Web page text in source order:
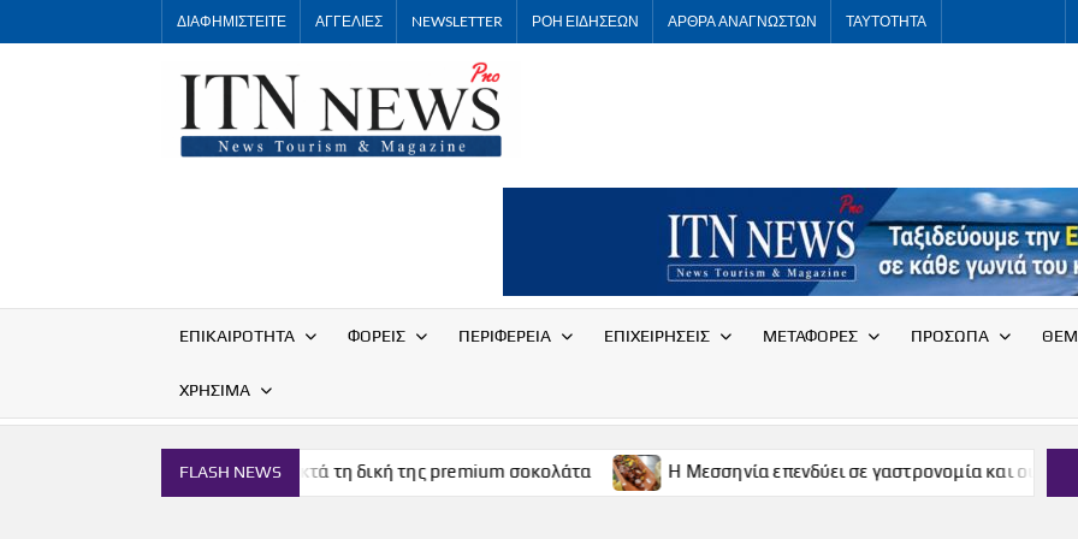
to
ΔΙΑΦΗΜΙΣΤΕΙΤΕ ΑΓΓΕΛΙΕΣ NEWSLETTER ΡΟΗ ΕΙΔΗΣΕΩΝ ΑΡΘΡΑ ΑΝΑΓΝΩΣΤΩΝ ΤΑΥΤΟΤΗΤΑ
News
ΕΠΙΚΑΙΡΟΤΗΤΑ ΦΟΡΕΙΣ ΠΕΡΙΦΕΡΕΙΑ ΕΠΙΧΕΙΡΗΣΕΙΣ ΜΕΤΑΦΟΡΕΣ ΠΡΟΣΩΠΑ
ΧΡΗΣΙΜΑ
FLASH NEWS
Η Μύκονος αποκτά τη δική της premium σοκολάτα Η Μεσσηνία επενδύει σε γαστρονομία και οινοτουρισμό